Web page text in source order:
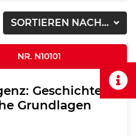
SORTIEREN NACH...
NR. N10101
Geschichte
Grundlagen